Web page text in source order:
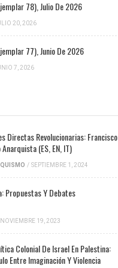
78), Julio De 2026
20, 2026
77), Junio De 2026
7, 2026
Directas Revolucionarias: Francisco
(ES, EN, IT)
/ SEPTIEMBRE 1, 2024
Propuestas Y Debates
NOVIEMBRE 19, 2023
Colonial De Israel En Palestina:
Entre Imaginación Y Violencia